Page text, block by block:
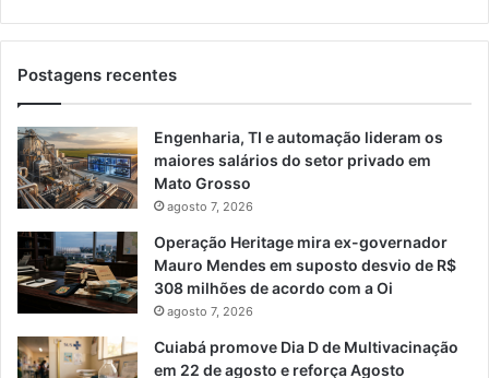
Postagens recentes
Engenharia, TI e automação lideram os
maiores salários do setor privado em
Mato Grosso
agosto 7, 2026
Operação Heritage mira ex-governador
Mauro Mendes em suposto desvio de R$
308 milhões de acordo com a Oi
agosto 7, 2026
Cuiabá promove Dia D de Multivacinação
em 22 de agosto e reforça Agosto